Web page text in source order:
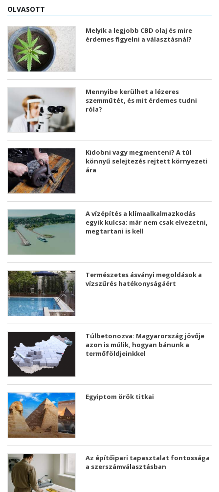
OLVASOTT
Melyik a legjobb CBD olaj és mire
érdemes figyelni a választásnál?
Mennyibe kerülhet a lézeres
szemműtét, és mit érdemes tudni
róla?
Kidobni vagy megmenteni? A túl
könnyű selejtezés rejtett környezeti
ára
A vízépítés a klímaalkalmazkodás
egyik kulcsa: már nem csak elvezetni,
megtartani is kell
Természetes ásványi megoldások a
vízszűrés hatékonyságáért
Túlbetonozva: Magyarország jövője
azon is múlik, hogyan bánunk a
termőföldjeinkkel
Egyiptom örök titkai
Az építőipari tapasztalat fontossága
a szerszámválasztásban